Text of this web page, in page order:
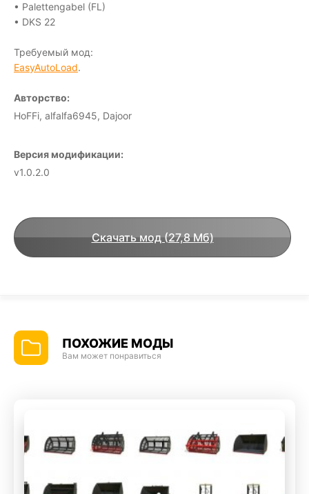
• Palettengabel (FL)
• DKS 22
Требуемый мод:
EasyAutoLoad.
Авторство:
HoFFi, alfalfa6945, Dajoor
Версия модификации:
v1.0.2.0
Скачать мод (27,8 Мб)
ПОХОЖИЕ МОДЫ
Вам может понравиться